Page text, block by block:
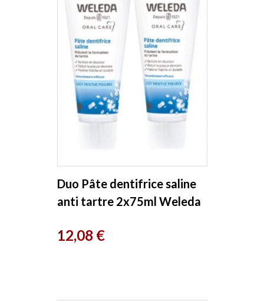
Duo Pâte dentifrice saline
anti tartre 2x75ml Weleda
Prix
12,08 €